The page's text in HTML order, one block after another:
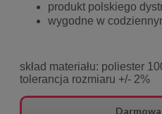
produkt polskiego
wygodne w
skład materiału: poliester
tolerancja rozmiaru +/- 2%